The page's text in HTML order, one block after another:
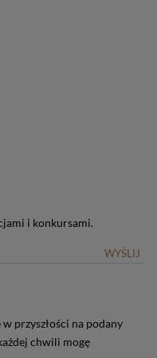
one
wyraża zgody na
i konkursami.
WYŚLIJ
przyszłości na podany
chwili mogę